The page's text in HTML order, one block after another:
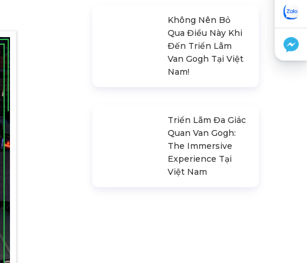
Thu Nhập Của Các
Vị Trí Ngành Tổ
Chức Sự Kiện
Qua Điều Này Khi
Đến Triển Lãm
Van Gogh Tại Việt
Nam!